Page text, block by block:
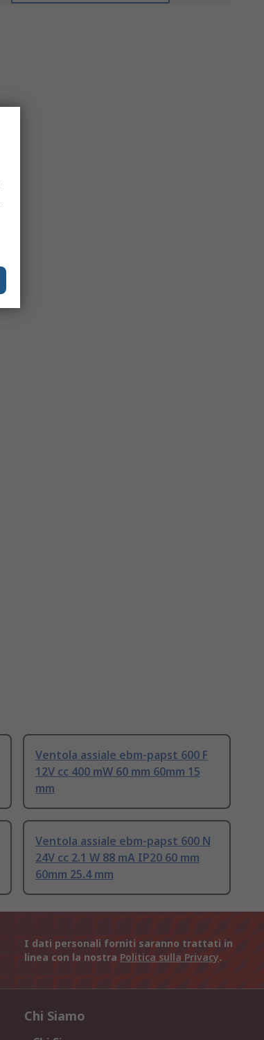
Ventola assiale ebm-papst 600 F
12V cc 400 mW 60 mm 60mm 15
mm
Ventola assiale ebm-papst 600 N
24V cc 2.1 W 88 mA IP20 60 mm
60mm 25.4 mm
I dati personali forniti saranno trattati in
linea con la nostra Politica sulla Privacy.
Chi Siamo